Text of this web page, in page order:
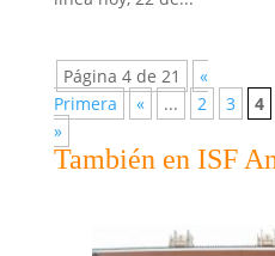
Página 4 de 21
«
Primera
« ... 2 3 4
»
También en ISF